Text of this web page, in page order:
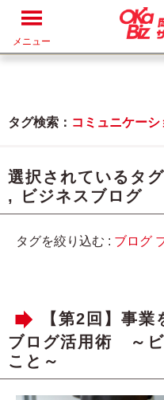
メニュー
タグ検索： コミュニケーシ
選択されているタ
,
ビジネスブログ
タグを絞り込む : ブログ
【第2回】事
ブログ活用術 ～ビ
こと～